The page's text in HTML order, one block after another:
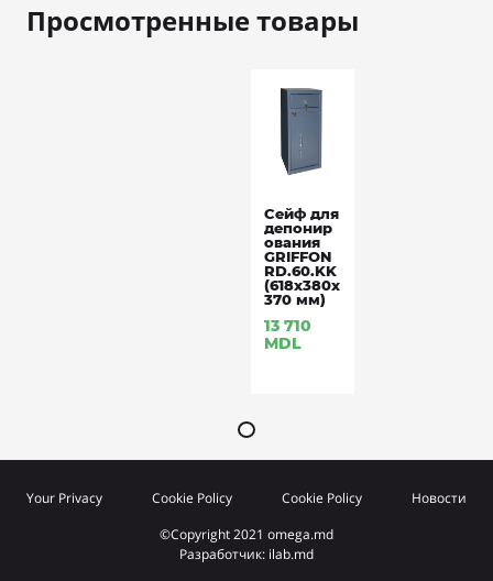
Просмотренные товары
Сейф для
депонир
ования
GRIFFON
RD.60.KK
(618x380x
370 мм)
13 710
MDL
Your Privacy Cookie Policy Cookie Policy Новости
©Copyright 2021 omega.md
Разработчик: ilab.md